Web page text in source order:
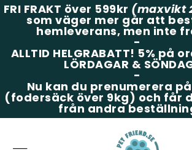
FRI FRAKT över 599kr (maxvikt
som väger mer går att
hemleverans, men inte
-
ALLTID HELGRABATT! 5% på
LÖRDAGAR &
-
Nu kan du prenumerera
(fodersäck över 9kg) och får
från andra